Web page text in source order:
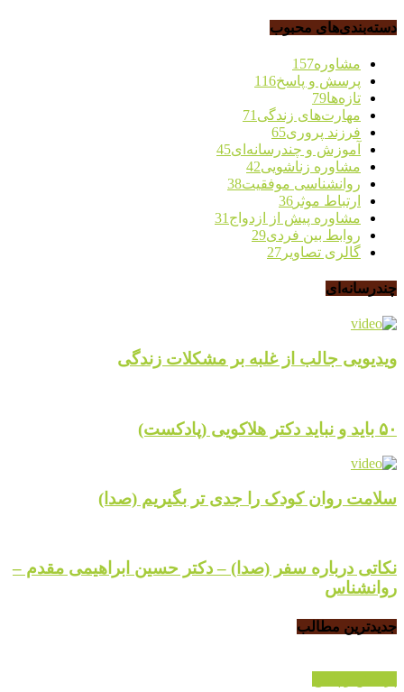
دسته‌بندی‌های محبوب
مشاوره157
پرسش و پاسخ116
تازه‌ها79
مهارت‌های زندگی 71
فرزند پروری65
آموزش و چندرسانه‌ای45
مشاوره زناشویی42
روانشناسی موفقیت38
ارتباط موثر 36
مشاوره پیش از ازدواج 31
روابط بین فردی29
گالری تصاویر 27
چندرسانه‌ای
ویدیویی جالب از غلبه بر مشکلات زندگی
۵۰ باید و نباید دکتر هلاکویی (پادکست)
سلامت روان کودک را جدی تر بگیریم (صدا)
نکاتی درباره سفر (صدا) – دکتر حسین ابراهیمی مقدم –
روانشناس
جدیدترین مطالب